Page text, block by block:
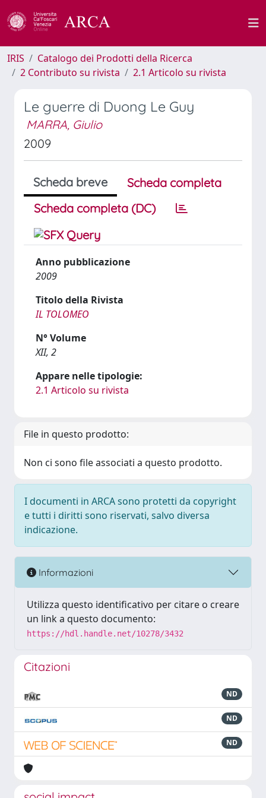
IRIS
Catalogo dei Prodotti della Ricerca
2 Contributo su rivista
2.1 Articolo su rivista
Le guerre di Duong Le Guy
MARRA, Giulio
2009
Scheda breve
Scheda completa
Scheda completa (DC)
Anno pubblicazione
2009
Titolo della Rivista
IL TOLOMEO
N° Volume
XII, 2
Appare nelle tipologie:
2.1 Articolo su rivista
File in questo prodotto:
Non ci sono file associati a questo prodotto.
I documenti in ARCA sono protetti da copyright
e tutti i diritti sono riservati, salvo diversa
indicazione.
Informazioni
Utilizza questo identificativo per citare o creare
un link a questo documento:
https://hdl.handle.net/10278/3432
Citazioni
ND
ND
ND